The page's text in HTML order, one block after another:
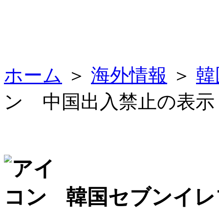
ホーム ＞ 海外情報 ＞
ン 中国出入禁止の
韓国セブンイ